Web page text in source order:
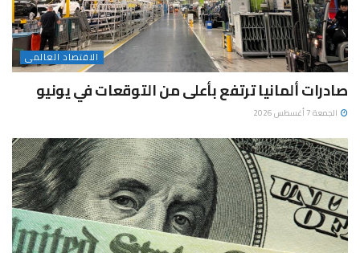
الاقتصاد العالمى
صادرات ألمانيا ترتفع بأعلى من التوقعات في يونيو
الجمعة 7 أغسطس 2026